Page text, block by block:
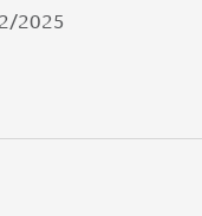
2025